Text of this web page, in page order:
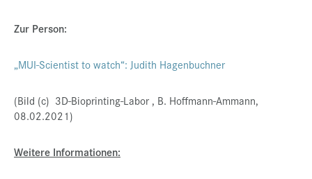
Zur Person:
„MUI-Scientist to watch“: Judith Hagenbuchner
(Bild (c) 3D-Bioprinting-Labor , B. Hoffmann-Ammann,
08.02.2021)
Weitere Informationen: